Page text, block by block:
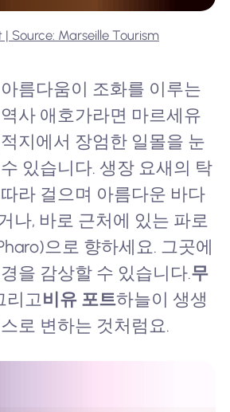
| Source: Marseille Tourism
름다움이 조화를 이루는
사 애호가라면 마르세유
지에서 장엄한 일몰을 눈
있습니다. 생장 요새의 탁
라 걸으며 아름다운 바다
나, 바로 근처에 있는 파로
으로 향하세요. 그곳에
을 감상할 수 있습니다.무
리고비유 포트하늘이 생생
로 변하는 것처럼요.